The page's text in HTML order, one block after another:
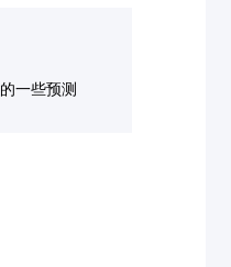
一些预测